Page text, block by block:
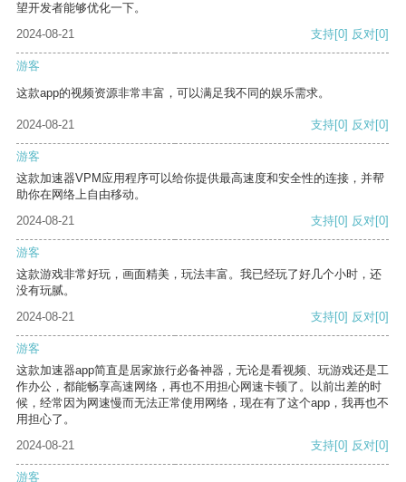
望开发者能够优化一下。
2024-08-21
支持[0] 反对[0]
游客
这款app的视频资源非常丰富，可以满足我不同的娱乐需求。
2024-08-21 支持[0] 反对[0]
游客
这款加速器VPM应用程序可以给你提供最高速度和安全性的连接，并帮
助你在网络上自由移动。
2024-08-21
支持[0] 反对[0]
游客
这款游戏非常好玩，画面精美，玩法丰富。我已经玩了好几个小时，还
没有玩腻。
2024-08-21
支持[0] 反对[0]
游客
这款加速器app简直是居家旅行必备神器，无论是看视频、玩游戏还是工
作办公，都能畅享高速网络，再也不用担心网速卡顿了。以前出差的时
候，经常因为网速慢而无法正常使用网络，现在有了这个app，我再也不
用担心了。
2024-08-21
支持[0] 反对[0]
游客